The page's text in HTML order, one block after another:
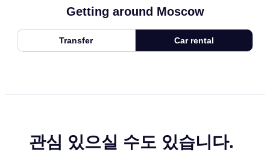
Getting around Moscow
Transfer Car rental
관심 있으실 수도 있습니다.